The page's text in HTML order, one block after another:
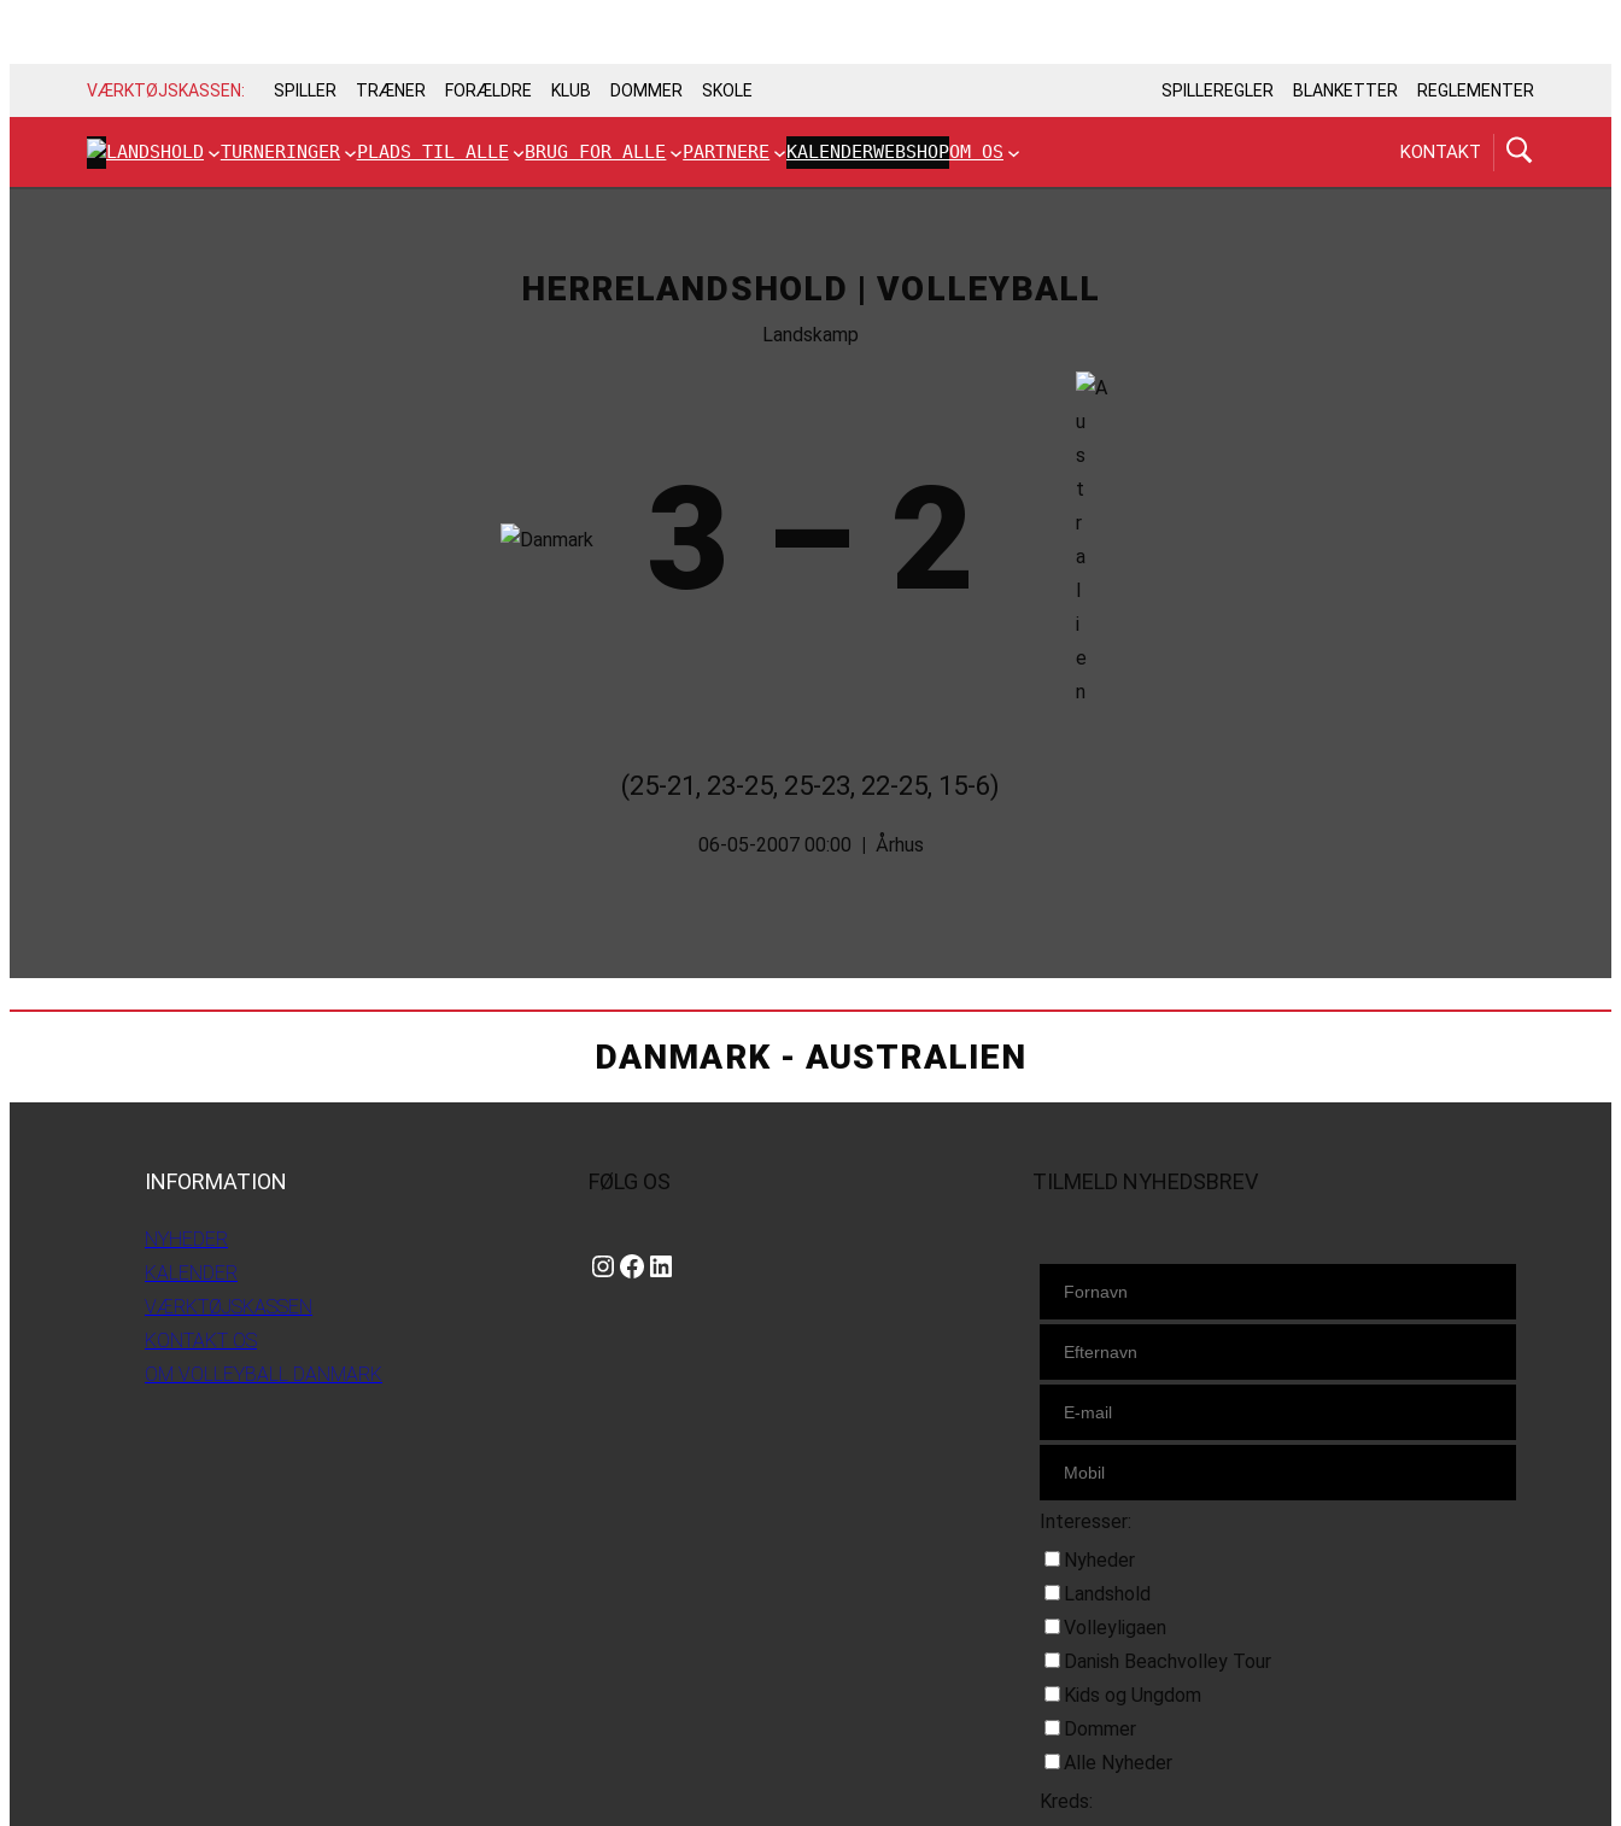
VÆRKTØJSKASSEN: SPILLER TRÆNER FORÆLDRE KLUB DOMMER SKOLE SPILLEREGLER BLANKETTER REGLEMENTER
LANDSHOLD TURNERINGER PLADS TIL ALLE BRUG FOR ALLE PARTNERE KALENDERWEBSHOPOM OS KONTAKT
HERRELANDSHOLD | VOLLEYBALL
Landskamp
3 – 2
(25-21, 23-25, 25-23, 22-25, 15-6)
06-05-2007 00:00 Århus
DANMARK - AUSTRALIEN
INFORMATION
NYHEDER
KALENDER
VÆRKTØJSKASSEN
KONTAKT OS
OM VOLLEYBALL DANMARK
FØLG OS
Instagram https://www.facebook.com/danishbeachvolleytour LinkedIn
TILMELD NYHEDSBREV
Interesser:
Nyheder
Landshold
Volleyligaen
Danish Beachvolley Tour
Kids og Ungdom
Dommer
Alle Nyheder
Kreds: